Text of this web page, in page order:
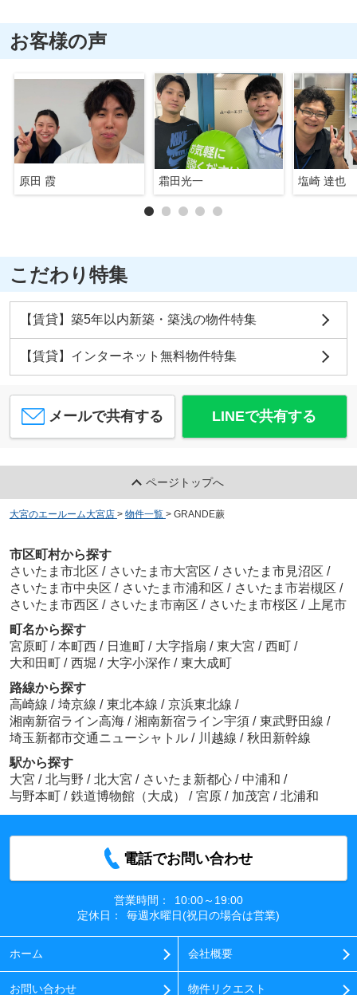
お客様の声
原田 霞 霜田光一 塩崎 達也
こだわり特集
【賃貸】築5年以内新築・築浅の物件特集
【賃貸】インターネット無料物件特集
メールで共有する LINEで共有する
ページトップへ
大宮のエールーム大宮店 > 物件一覧 > GRANDE蕨
市区町村から探す
さいたま市北区 / さいたま市大宮区 / さいたま市見沼区 /
さいたま市中央区 / さいたま市浦和区 / さいたま市岩槻区 /
さいたま市西区 / さいたま市南区 / さいたま市桜区 /
上尾市
町名から探す
宮原町 / 本町西 / 日進町 / 大字指扇 / 東大宮 / 西町 /
大和田町 / 西堀 / 大字小深作 / 東大成町
路線から探す
高崎線 / 埼京線 / 東北本線 / 京浜東北線 /
湘南新宿ライン高海 / 湘南新宿ライン宇須 / 東武野田線 /
埼玉新都市交通ニューシャトル / 川越線 / 秋田新幹線
駅から探す
大宮 / 北与野 / 北大宮 / さいたま新都心 / 中浦和 /
与野本町 / 鉄道博物館（大成） / 宮原 / 加茂宮 / 北浦和
電話でお問い合わせ
営業時間：
10:00～19:00
定休日：
毎週水曜日(祝日の場合は営業)
ホーム 会社概要
お問い合わせ 物件リクエスト